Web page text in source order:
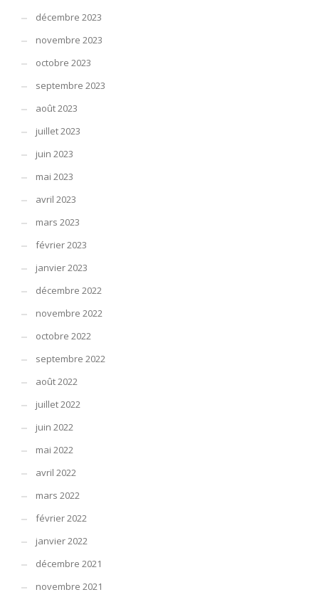
décembre 2023
novembre 2023
octobre 2023
septembre 2023
août 2023
juillet 2023
juin 2023
mai 2023
avril 2023
mars 2023
février 2023
janvier 2023
décembre 2022
novembre 2022
octobre 2022
septembre 2022
août 2022
juillet 2022
juin 2022
mai 2022
avril 2022
mars 2022
février 2022
janvier 2022
décembre 2021
novembre 2021